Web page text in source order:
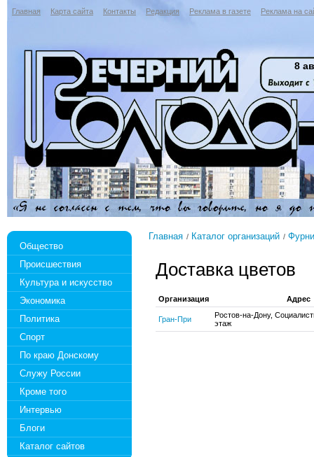
Главная Карта сайта Контакты Редакция Реклама в газете Реклама на
8
Общество
Происшествия
Культура и искусство
Экономика
Политика
Спорт
По краю Донскому
Служу России
Кроме того
Интервью
Блоги
Каталог сайтов
Главная Каталог организаций
Доставка цветов
Организация Адрес
Гран-При
Ростов-на-Дону,
этаж